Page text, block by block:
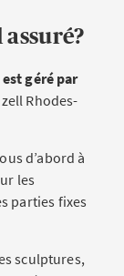
géré par
Rhodes-
d’abord à
les
parties fixes
sculptures,